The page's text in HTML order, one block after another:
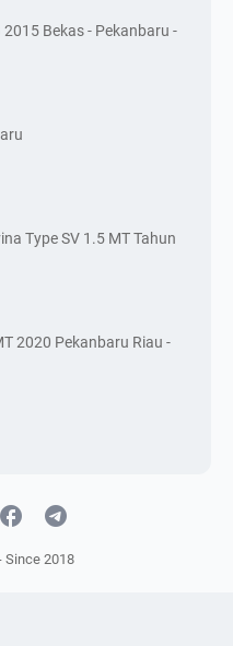
Bekas - Pekanbaru -
Type SV 1.5 MT Tahun
2020 Pekanbaru Riau -
Since 2018